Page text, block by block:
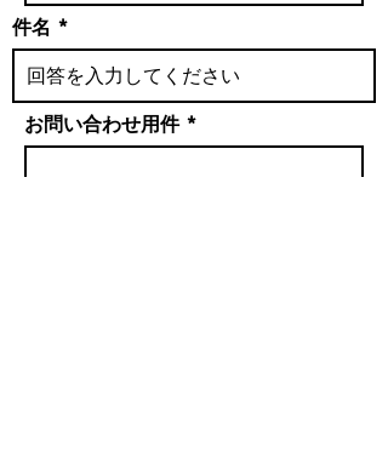
件名
お問い合わせ用件